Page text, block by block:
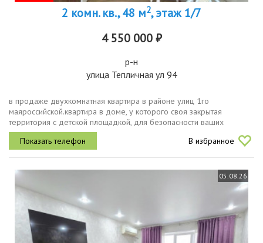
2 комн. кв., 48 м2, этаж 1/7
4 550 000 ₽
р-н
улица Тепличная ул 94
в продаже двухкомнатная квартира в районе улиц 1го
маяроссийской.квартира в доме, у которого своя закрытая
территория с детской площадкой, для безопасности ваших
детей.отличное местоположение, рядом есть всё необходимое
для жизни магазины, аптеки,...
В избранное
05.08.26